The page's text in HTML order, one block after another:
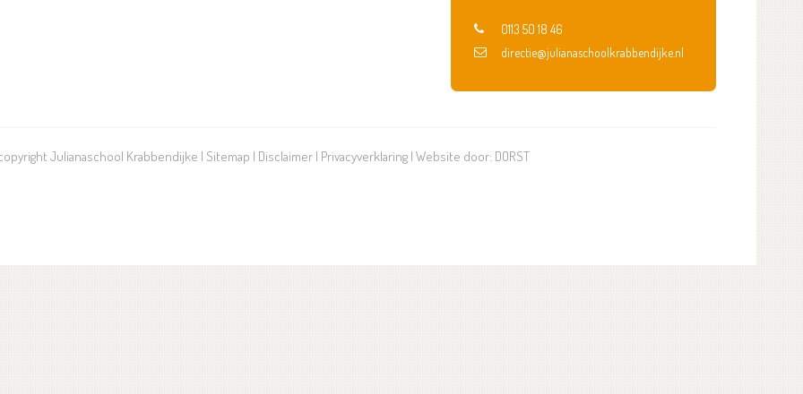
0113 50 18 46
directie@julianaschoolkrabbendijke.nl
Julianaschool Krabbendijke | Sitemap | Disclaimer | Privacyverklaring | Website door: DORST